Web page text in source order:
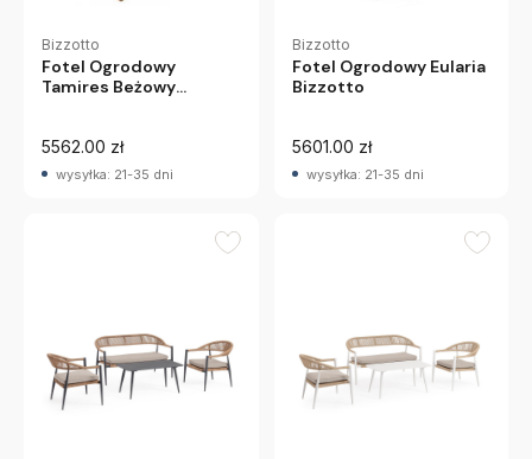
Bizzotto
Fotel Ogrodowy
Tamires Beżowy
5562.00 zł
wysyłka: 21-35 dni
Bizzotto
Fotel Ogrodowy Eularia
Bizzotto
5601.00 zł
wysyłka: 21-35 dni